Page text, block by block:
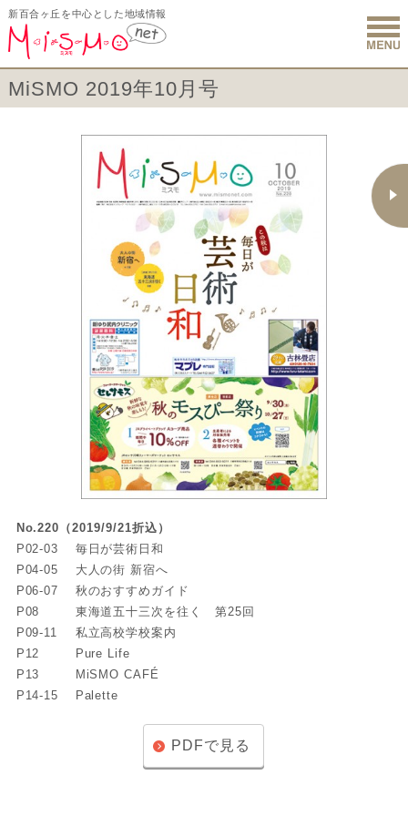
新百合ヶ丘を中心とした地域情報
新百合ヶ
MiSMO 2019年10月号
No.220（2019/9/21折込）
P02-03
毎日が芸術日和
P04-05
大人の街 新宿へ
P06-07
秋のおすすめガイド
P08
東海道五十三次を往く 第25回
P09-11
私立高校学校案内
P12
Pure Life
P13
MiSMO CAFÉ
P14-15
Palette
PDFで見る